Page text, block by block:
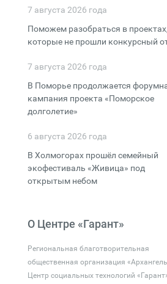
7 августа 2026 года
Поможем разобраться в проектах,
которые не прошли конкурсный
7 августа 2026 года
В Поморье продолжается
кампания проекта «Поморское
долголетие»
6 августа 2026 года
В Холмогорах прошёл семейный
экофестиваль «Живица» под
открытым небом
О Центре «Гарант»
Региональная благотворительная
общественная организация
Центр социальных технологий